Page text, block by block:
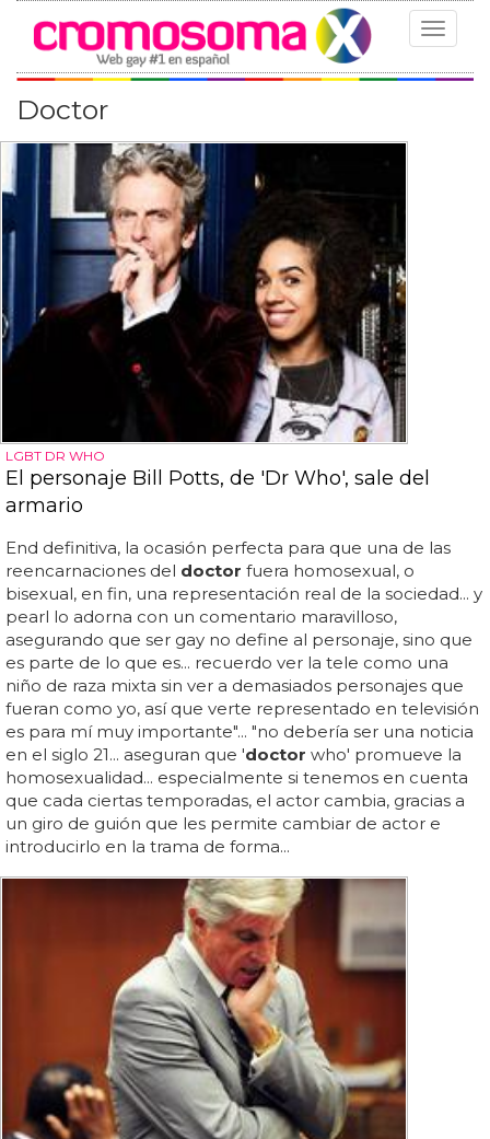
Toggle
Doctor
LGBT DR WHO
El personaje Bill Potts, de 'Dr Who', sale del
armario
End definitiva, la ocasión perfecta para que una de las
reencarnaciones del doctor fuera homosexual, o
bisexual, en fin, una representación real de la sociedad... y
pearl lo adorna con un comentario maravilloso,
asegurando que ser gay no define al personaje, sino que
es parte de lo que es... recuerdo ver la tele como una
niño de raza mixta sin ver a demasiados personajes que
fueran como yo, así que verte representado en televisión
es para mí muy importante"... "no debería ser una noticia
en el siglo 21... aseguran que 'doctor who' promueve la
homosexualidad... especialmente si tenemos en cuenta
que cada ciertas temporadas, el actor cambia, gracias a
un giro de guión que les permite cambiar de actor e
introducirlo en la trama de forma...